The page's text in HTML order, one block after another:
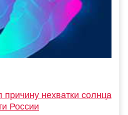
причину нехватки солнца
России